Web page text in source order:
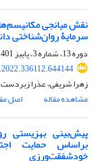
نقش میانجی
سرمایۀ روان‌شناختی
دوره 13، شماره 3، پاییز 1401، صفحه
زهرا شریفی، عذرا
مشاهده مقاله
اصل
پیش‌بینی بهزیستی
براساس حمایت
خودشفقت‌ورزی